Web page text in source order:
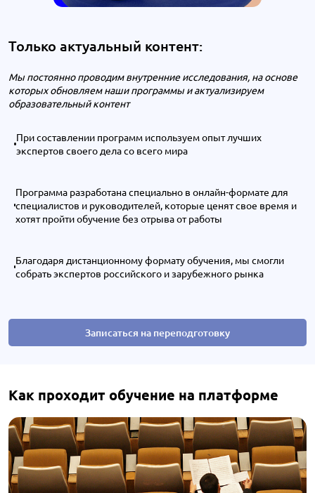
Только актуальный контент:
Мы постоянно проводим внутренние исследования, на основе
которых обновляем наши программы и актуализируем
образовательный контент
При составлении программ используем опыт лучших
экспертов своего дела со всего мира
Программа разработана специально в онлайн-формате для
специалистов и руководителей, которые ценят свое время и
хотят пройти обучение без отрыва от работы
Благодаря дистанционному формату обучения, мы смогли
собрать экспертов российского и зарубежного рынка
Записаться на переподготовку
Как проходит обучение на платформе